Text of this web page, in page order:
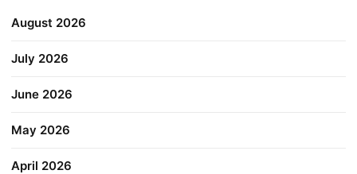
August 2026
July 2026
June 2026
May 2026
April 2026